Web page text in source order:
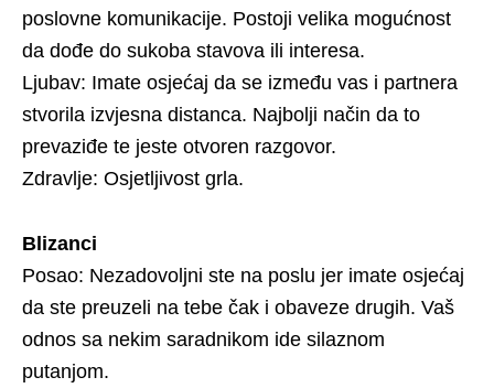
poslovne komunikacije. Postoji velika mogućnost
da dođe do sukoba stavova ili interesa.
Ljubav: Imate osjećaj da se između vas i partnera
stvorila izvjesna distanca. Najbolji način da to
prevaziđe te jeste otvoren razgovor.
Zdravlje: Osjetljivost grla.
Blizanci
Posao: Nezadovoljni ste na poslu jer imate osjećaj
da ste preuzeli na tebe čak i obaveze drugih. Vaš
odnos sa nekim saradnikom ide silaznom
putanjom.